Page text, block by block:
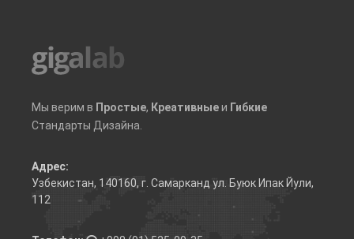
Мы верим в Простые, Креативныеи Гибкие
Стандарты Дизайна.
Адрес:
Узбекистан, 140160, г. Самарканд ул. Буюк Ипак Йули,
112